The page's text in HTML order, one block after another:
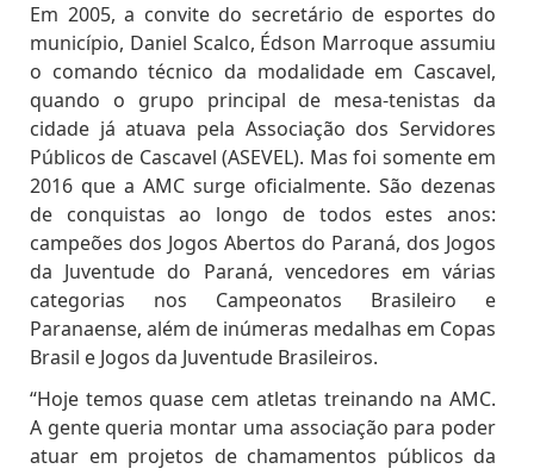
Em 2005, a convite do secretário de esportes do
município, Daniel Scalco, Édson Marroque assumiu
o comando técnico da modalidade em Cascavel,
quando o grupo principal de mesa-tenistas da
cidade já atuava pela Associação dos Servidores
Públicos de Cascavel (ASEVEL). Mas foi somente em
2016 que a AMC surge oficialmente. São dezenas
de conquistas ao longo de todos estes anos:
campeões dos Jogos Abertos do Paraná, dos Jogos
da Juventude do Paraná, vencedores em várias
categorias nos Campeonatos Brasileiro e
Paranaense, além de inúmeras medalhas em Copas
Brasil e Jogos da Juventude Brasileiros.
“Hoje temos quase cem atletas treinando na AMC.
A gente queria montar uma associação para poder
atuar em projetos de chamamentos públicos da